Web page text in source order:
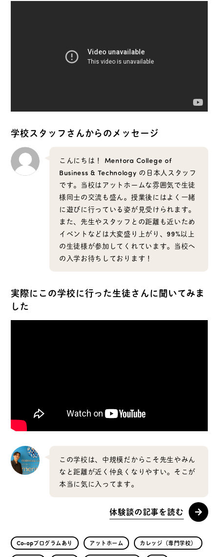
学校スタッフさんからのメッセージ
こんにちは！ Mentora College of
Business & Technology の日本人スタッフ
です。当校はアットホームな雰囲気で生徒
様同士の交流も盛ん。授業後にはよく一緒
に遊びに行っている姿が見受けられます。
また、先生やスタッフとの距離も近いため
イベントなどは大変盛り上がり、99%以上
の生徒様が参加してくれています。当校へ
の入学お待ちしております！
実際にこの学校に行った生徒さんに聞いてみま
した
この学校は、中規模だからこそ先生やみん
なと距離が近く仲良くなりやすい。そこが
本当に気に入ってます。
体験談の記事を読む
Co-opプログラムあり アットホーム カレッジ（専門学校）